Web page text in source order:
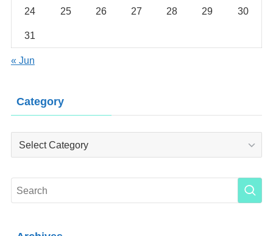
24 25 26 27 28 29 30
31
« Jun
Category
Category